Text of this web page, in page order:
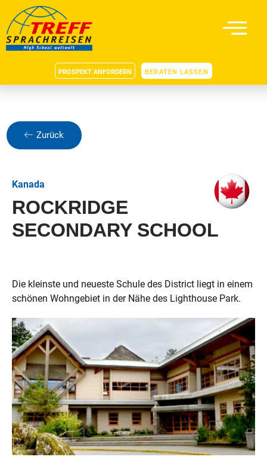
PROSPEKT ANFORDERN BERATEN LASSEN
Zurück
Kanada
ROCKRIDGE
SECONDARY SCHOOL
Die kleinste und neueste Schule des District liegt in einem
schönen Wohngebiet in der Nähe des Lighthouse Park.